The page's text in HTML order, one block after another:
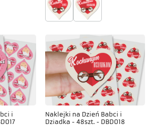
i
Naklejki na Dzień Babci i
Dziadka - 48szt. - DBD018